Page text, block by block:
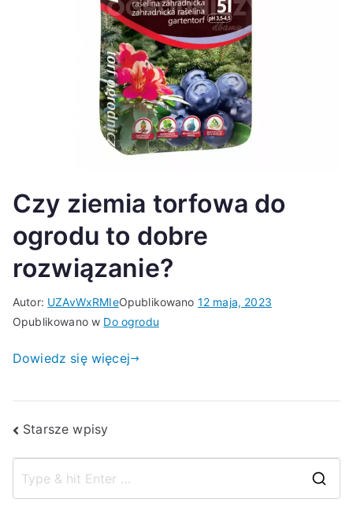
Czy ziemia torfowa do
ogrodu to dobre
rozwiązanie?
Autor: UZAvWxRMIeOpublikowano 12 maja, 2023
Opublikowano w Do ogrodu
Dowiedz się więcej
Nawigacja
po
wpisach
Starsze wpisy